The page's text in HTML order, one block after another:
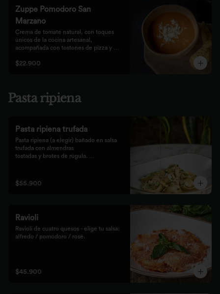
Zuppe Pomodoro San
Marzano
Crema de tomate natural, con toques
únicos de la cocina artesanal,
acompañada con tostones de pizza y
$22.900
Pasta ripiena
Pasta ripiena trufada
Pasta ripiena (a elegir) bañado en salsa
trufada con almendras
tostadas y brotes de rúgula.
$55.900
Ravioli
Ravioli de cuatro quesos - elige tu salsa:
alfredo / pomodoro / rosé.
$45.900